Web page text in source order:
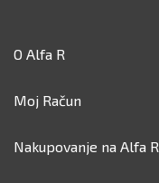
O Alfa R
Moj Račun
Nakupovanje na Alfa R